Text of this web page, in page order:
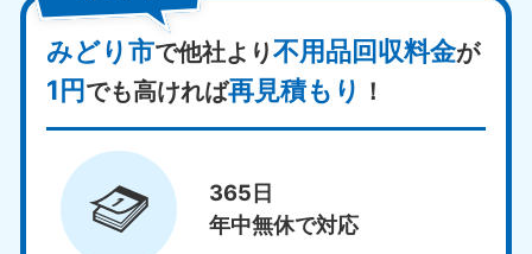
みどり市で他社より不用品回収料金が
1円でも高ければ再見積もり ！
365日
年中無休で対応